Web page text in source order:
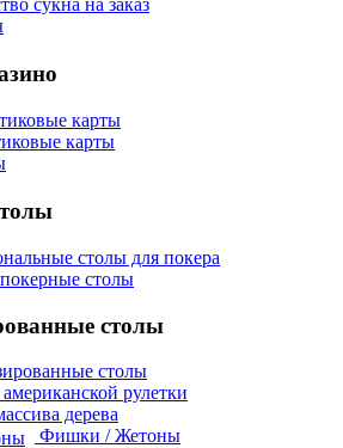
сукна на заказ
карты
карты
столы для покера
столы
столы
столы
рулетки
дерева
Фишки / Жетоны